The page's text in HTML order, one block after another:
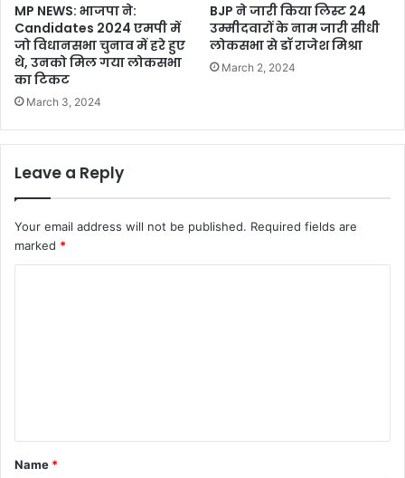
MP NEWS: भाजपा ने:
Candidates 2024 एमपी में
जो विधानसभा चुनाव में हरे हुए
थे, उनको मिल गया लोकसभा
का टिकट
March 3, 2024
BJP ने जारी किया लिस्ट 24
उम्मीदवारों के नाम जारी सीधी
लोकसभा से डॉ राजेश मिश्रा
March 2, 2024
Leave a Reply
Your email address will not be published. Required fields are
marked *
t
*
Name *